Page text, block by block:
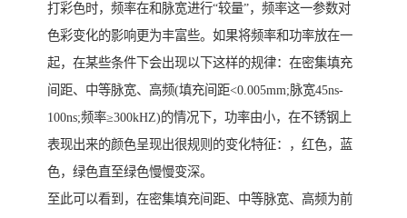
打彩色时，频率在和脉宽进行“较量”，频率这一参数对
色彩变化的影响更为丰富些。如果将频率和功率放在一
起，在某些条件下会出现以下这样的规律：在密集填充
间距、中等脉宽、高频(填充间距<0.005mm;脉宽45ns-
100ns;频率≥300kHZ)的情况下，功率由小，在不锈钢上
表现出来的颜色呈现出很规则的变化特征：，红色，蓝
色，绿色直至绿色慢慢变深。
至此可以看到，在密集填充间距、中等脉宽、高频为前